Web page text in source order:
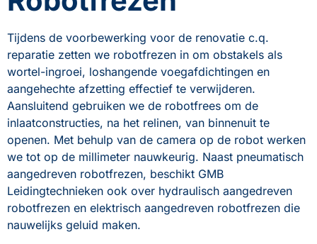
Tijdens de voorbewerking voor de renovatie c.q.
reparatie zetten we robotfrezen in om obstakels als
wortel-ingroei, loshangende voegafdichtingen en
aangehechte afzetting effectief te verwijderen.
Aansluitend gebruiken we de robotfrees om de
inlaatconstructies, na het relinen, van binnenuit te
openen. Met behulp van de camera op de robot werken
we tot op de millimeter nauwkeurig. Naast pneumatisch
aangedreven robotfrezen, beschikt GMB
Leidingtechnieken ook over hydraulisch aangedreven
robotfrezen en elektrisch aangedreven robotfrezen die
nauwelijks geluid maken.